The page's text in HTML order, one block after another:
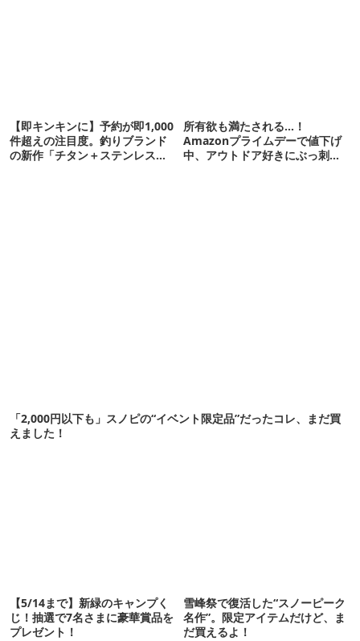
【即キンキンに】予約が即1,000
件超えの注目度。釣りブランド
の新作「チタン＋ステンレスの
所有欲も満たされる…！
Amazonプライムデーで値下げ
中、アウトドア好きにぶっ刺さ
「2,000円以下も」スノピの“イベント限定品”だったコレ、まだ買
えました！
【5/14まで】新緑のキャンプく
じ！抽選で7名さまに豪華賞品を
プレゼント！
雪峰祭で復活した“スノーピーク
名作”。限定アイテムだけど、ま
だ買えるよ！